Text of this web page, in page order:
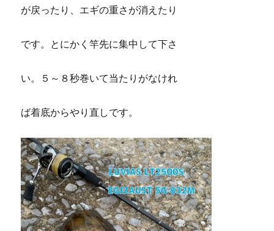
が戻ったり、エギの重さが消えたり
です。とにかく竿先に集中して下さ
い。５～８秒巻いて当たりがなけれ
ば着底からやり直しです。